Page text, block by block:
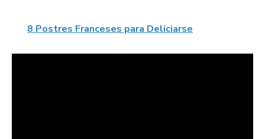
8 Postres Franceses para Deliciarse